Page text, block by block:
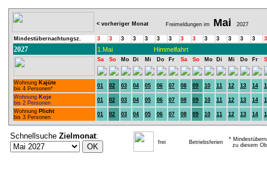
< vorheriger Monat Freimeldungen im Mai 2027
Mindestübernachtungsz. 3 3 3 3 3 3 3 3 3 3 3 3 3 3 3
2027 1.Mai Himmelfahrt
Sa So Mo Di Mi Do Fr Sa So Mo Di Mi Do Fr
Wohnung Kajüte
bis 4 Personen*
01 02 03 04 05 06 07 08 09 10 11 12 13 14
Wohnung Koje
bis 2 Personen
01 02 03 04 05 06 07 08 09 10 11 12 13 14
Wohnung Plicht
bis 3 Personen
01 02 03 04 05 06 07 08 09 10 11 12 13 14
Schnellsuche Zielmonat:
frei Betriebsferien
*
zu diesem